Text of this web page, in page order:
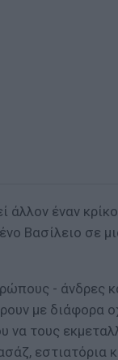
έναν
Βασίλειο σε
- άνδρες
με διάφορα
να τους
εστιατόρια